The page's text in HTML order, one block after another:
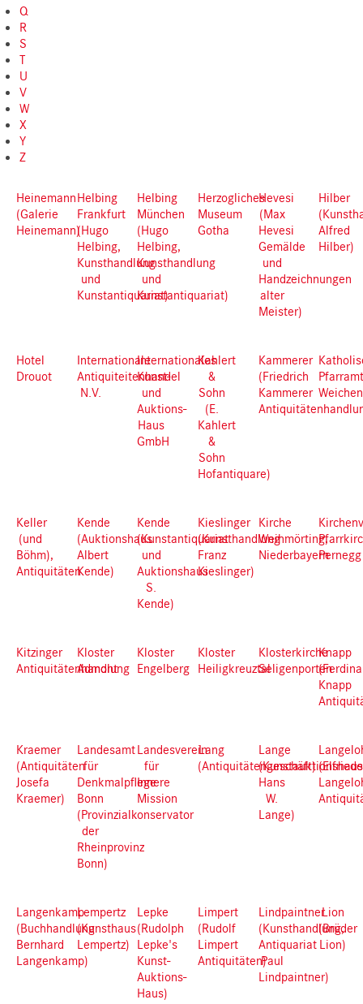
Q
R
S
T
U
V
W
X
Y
Z
Heinemann
(Galerie
Heinemann)
Helbing
Frankfurt
(Hugo
Helbing,
Kunsthandlung
und
Kunstantiquariat)
Helbing
München
(Hugo
Helbing,
Kunsthandlung
und
Kunstantiquariat)
Herzogliches
Museum
Gotha
Hevesi
(Max
Hevesi
Gemälde
und
Handzeichnungen
alter
Meister)
Hilber
Alfred
Hilber)
Hotel
Drouot
Internationale
Antiquiteitenhandel
N.V.
Internationales
Kunst-
und
Auktions-
Haus
GmbH
Kahlert
&
Sohn
(E.
Kahlert
&
Sohn
Hofantiquare)
Kammerer
(Friedrich
Kammerer
Keller
(und
Böhm),
Antiquitäten
Kende
(Auktionshaus
Albert
Kende)
Kende
(Kunstantiquariat
und
Auktionshaus
S.
Kende)
Kieslinger
(Kunsthandlung
Franz
Kieslinger)
Kirche
Weihmörting,
NiederbayernPernegg
Kitzinger
Antiquitätenhandlung
Kloster
Admont
Kloster
Engelberg
Kloster
Heiligkreuztal
Klosterkirche
Seligenporten
Knapp
Knapp
Kraemer
(Antiquitäten
Josefa
Kraemer)
Landesamt
für
Denkmalpflege
Bonn
(Provinzialkonservator
der
Rheinprovinz
Bonn)
Landesverein
für
Innere
Mission
Lang
(Antiquitätengeschäft)
Lange
(Kunstauktionshaus
Hans
W.
Lange)
(Elfriede
Langenkamp
(Buchhandlung
Bernhard
Langenkamp)
Lempertz
(Kunsthaus
Lempertz)
Lepke
(Rudolph
Lepke's
Kunst-
Auktions-
Haus)
Limpert
(Rudolf
Limpert
Antiquitäten)
Lindpaintner
(Kunsthandlung,
Antiquariat
Paul
Lindpaintner)
Lion
(Brüder
Lion)